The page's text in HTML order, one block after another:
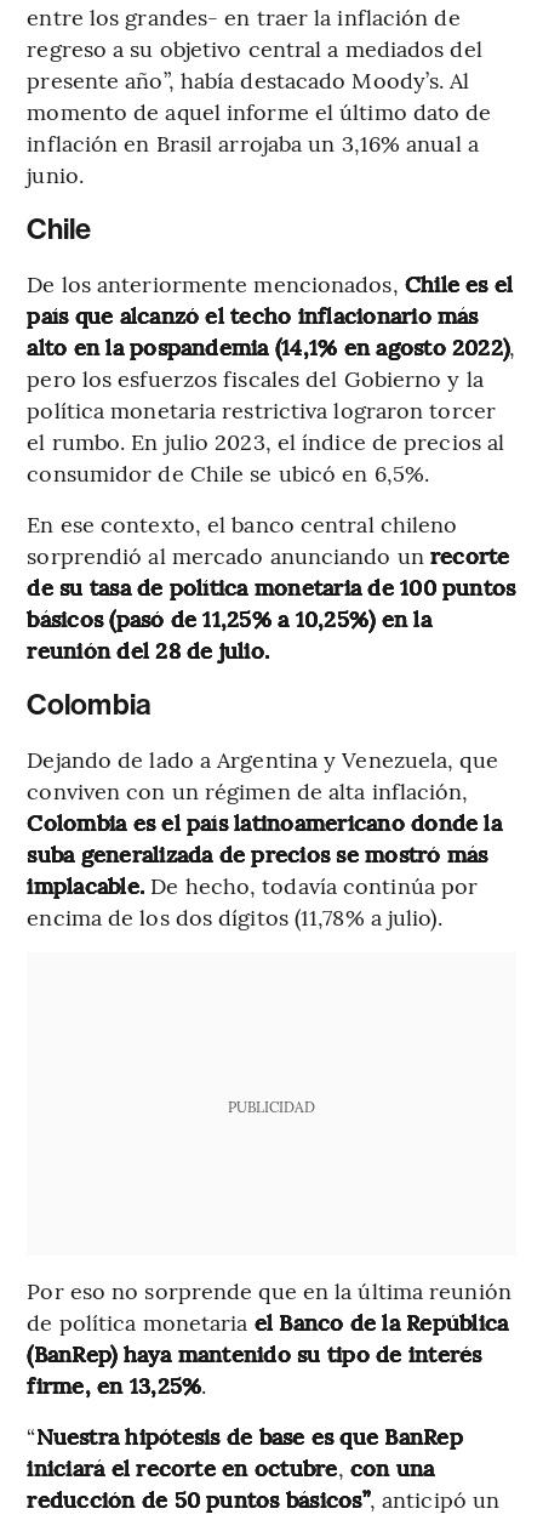
entre los grandes- en traer la inflación de
regreso a su objetivo central a mediados del
presente año”, había destacado Moody’s. Al
momento de aquel informe el último dato de
inflación en Brasil arrojaba un 3,16% anual a
junio.
Chile
De los anteriormente mencionados, Chile es el
país que alcanzó el techo inflacionario más
alto en la pospandemia (14,1% en agosto 2022),
pero los esfuerzos fiscales del Gobierno y la
política monetaria restrictiva lograron torcer
el rumbo. En julio 2023, el índice de precios al
consumidor de Chile se ubicó en 6,5%.
En ese contexto, el banco central chileno
sorprendió al mercado anunciando un recorte
de su tasa de política monetaria de 100 puntos
básicos (pasó de 11,25% a 10,25%) en la
reunión del 28 de julio.
Colombia
Dejando de lado a Argentina y Venezuela, que
conviven con un régimen de alta inflación,
Colombia es el país latinoamericano donde la
suba generalizada de precios se mostró más
implacable. De hecho, todavía continúa por
encima de los dos dígitos (11,78% a julio).
PUBLICIDAD
Por eso no sorprende que en la última reunión
de política monetaria el Banco de la República
(BanRep) haya mantenido su tipo de interés
firme, en 13,25%.
“Nuestra hipótesis de base es que BanRep
iniciará el recorte en octubre, con una
reducción de 50 puntos básicos”, anticipó un